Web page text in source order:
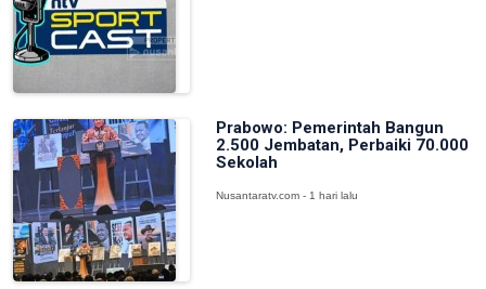
Prabowo: Pemerintah Bangun
2.500 Jembatan, Perbaiki 70.000
Sekolah
Nusantaratv.com - 1 hari lalu